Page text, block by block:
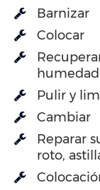
Barnizar
Colocar
humedad
Pulir y
Cambiar
Reparar
roto,